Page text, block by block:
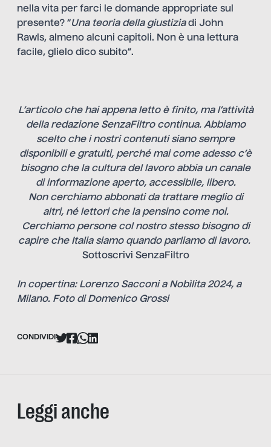
nella vita per farci le domande appropriate sul
presente? “Una teoria della giustiziadi John
Rawls, almeno alcuni capitoli. Non è una lettura
facile, glielo dico subito”.
L’articolo che hai appena letto è finito, ma l’attività
della redazione SenzaFiltro continua. Abbiamo
scelto che i nostri contenuti siano sempre
disponibili e gratuiti, perché mai come adesso c’è
bisogno che la cultura del lavoro abbia un canale
di informazione aperto, accessibile, libero.
Non cerchiamo abbonati da trattare meglio di
altri, né lettori che la pensino come noi.
Cerchiamo persone col nostro stesso bisogno di
capire che Italia siamo quando parliamo di lavoro.
Sottoscrivi SenzaFiltro
In copertina: Lorenzo Sacconi a Nobìlita 2024, a
Milano. Foto di Domenico Grossi
CONDIVIDI
Leggi anche